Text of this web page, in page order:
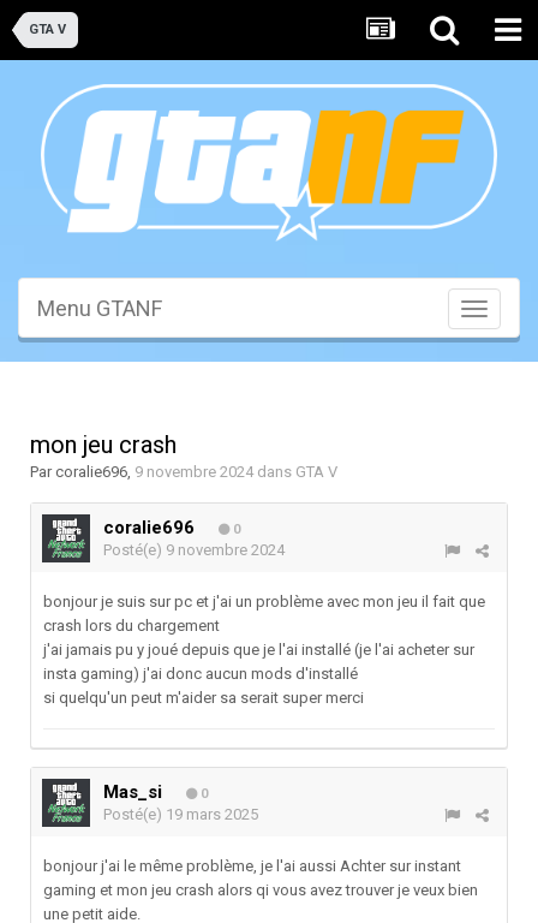
GTA V
Toggle
Menu GTANF
mon jeu crash
Parcoralie696, 9 novembre 2024dans GTA V
coralie696 0
Posté(e) 9 novembre 2024
bonjour je suis sur pc et j'ai un problème avec mon jeu il fait que
crash lors du chargement
j'ai jamais pu y joué depuis que je l'ai installé (je l'ai acheter sur
insta gaming) j'ai donc aucun mods d'installé
si quelqu'un peut m'aider sa serait super merci
Mas_si 0
Posté(e) 19 mars 2025
bonjour j'ai le même problème, je l'ai aussi Achter sur instant
gaming et mon jeu crash alors qi vous avez trouver je veux bien
une petit aide.